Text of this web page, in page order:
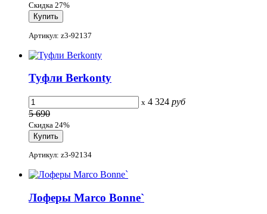
Скидка 27%
Артикул: z3-92137
Туфли Berkonty
x 4 324 руб
5 690
Скидка 24%
Артикул: z3-92134
Лоферы Marco Bonne`